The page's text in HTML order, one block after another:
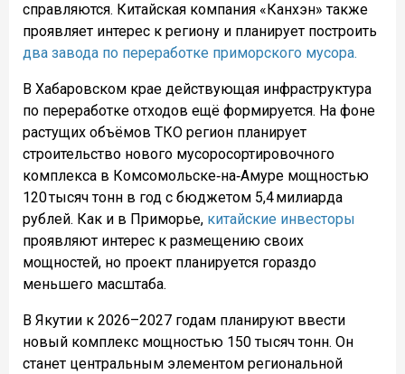
справляются. Китайская компания «Канхэн» также
проявляет интерес к региону и планирует построить
два завода по переработке приморского мусора.
В Хабаровском крае действующая инфраструктура
по переработке отходов ещё формируется. На фоне
растущих объёмов ТКО регион планирует
строительство нового мусоросортировочного
комплекса в Комсомольске‑на‑Амуре мощностью
120 тысяч тонн в год с бюджетом 5,4 милиарда
рублей. Как и в Приморье, китайские инвесторы
проявляют интерес к размещению своих
мощностей, но проект планируется гораздо
меньшего масштаба.
В Якутии к 2026–2027 годам планируют ввести
новый комплекс мощностью 150 тысяч тонн. Он
станет центральным элементом региональной